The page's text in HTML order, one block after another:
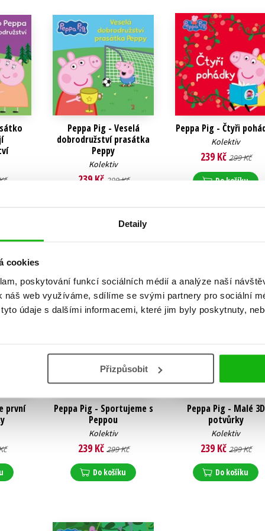
Detaily
cookies
poskytování funkcí sociálních médií a analýze naší
náš web využíváme, sdílíme se svými partnery pro sociální
údaje s dalšími informacemi, které jim byly poskytnuty,
Přizpůsobit
Peppa Pig - Veselá
dobrodružství prasátka
Peppy
Kolektiv
239 Kč 299 Kč
Peppa Pig - Čtyři
Kolektiv
239 Kč 299 Kč
Do košíku
první
Peppa Pig - Sportujeme s
Peppou
Kolektiv
239 Kč 299 Kč
Do košíku
Peppa Pig - Malé 3D
potvůrky
Kolektiv
239 Kč 299 Kč
Do košíku